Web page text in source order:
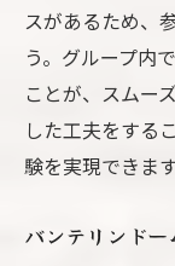
スがあるため、
う。グループ内
ことが、スムー
した工夫をする
験を実現できます
バンテリンド